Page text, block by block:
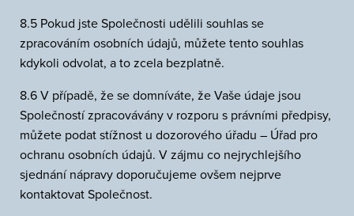
8.5 Pokud jste Společnosti udělili souhlas se
zpracováním osobních údajů, můžete tento souhlas
kdykoli odvolat, a to zcela bezplatně.
8.6 V případě, že se domníváte, že Vaše údaje jsou
Společností zpracovávány v rozporu s právními předpisy,
můžete podat stížnost u dozorového úřadu – Úřad pro
ochranu osobních údajů. V zájmu co nejrychlejšího
sjednání nápravy doporučujeme ovšem nejprve
kontaktovat Společnost.